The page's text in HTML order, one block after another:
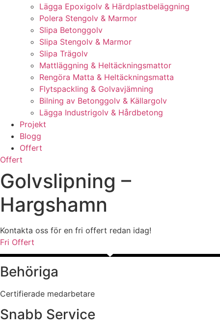
Lägga Epoxigolv & Härdplastbeläggning
Polera Stengolv & Marmor
Slipa Betonggolv
Slipa Stengolv & Marmor
Slipa Trägolv
Mattläggning & Heltäckningsmattor
Rengöra Matta & Heltäckningsmatta
Flytspackling & Golvavjämning
Bilning av Betonggolv & Källargolv
Lägga Industrigolv & Hårdbetong
Projekt
Blogg
Offert
Offert
Golvslipning –
Hargshamn
Kontakta oss för en fri offert redan idag!
Fri Offert
Behöriga
Certifierade medarbetare
Snabb Service